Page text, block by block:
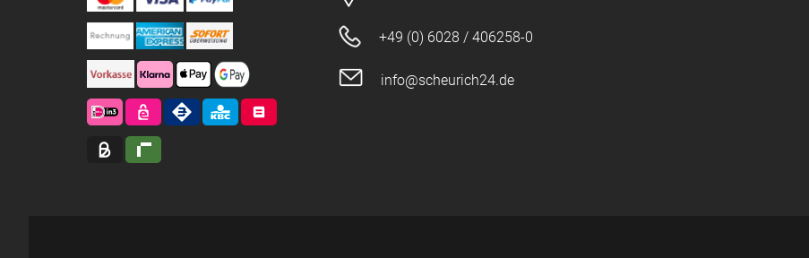
+49 (0) 6028 / 406258-0
info@scheurich24.de